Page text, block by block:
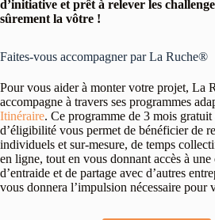
d’initiative et prêt à relever les
sûrement la vôtre !
Faites-vous accompagner par La Ruche®
Pour vous aider à monter votre projet, La
accompagne à travers ses programmes
Itinéraire. Ce programme de 3 mois
d’éligibilité vous permet de bénéficier de
individuels et sur-mesure, de temps
en ligne, tout en vous donnant accès à une
d’entraide et de partage avec d’autres
vous donnera l’impulsion nécessaire pour